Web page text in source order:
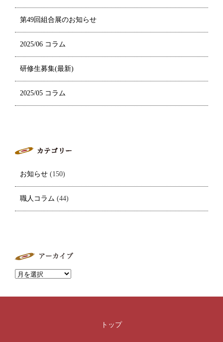
第49回組合展のお知らせ
2025/06 コラム
研修生募集(最新)
2025/05 コラム
お知らせ (150)
職人コラム (44)
トップ